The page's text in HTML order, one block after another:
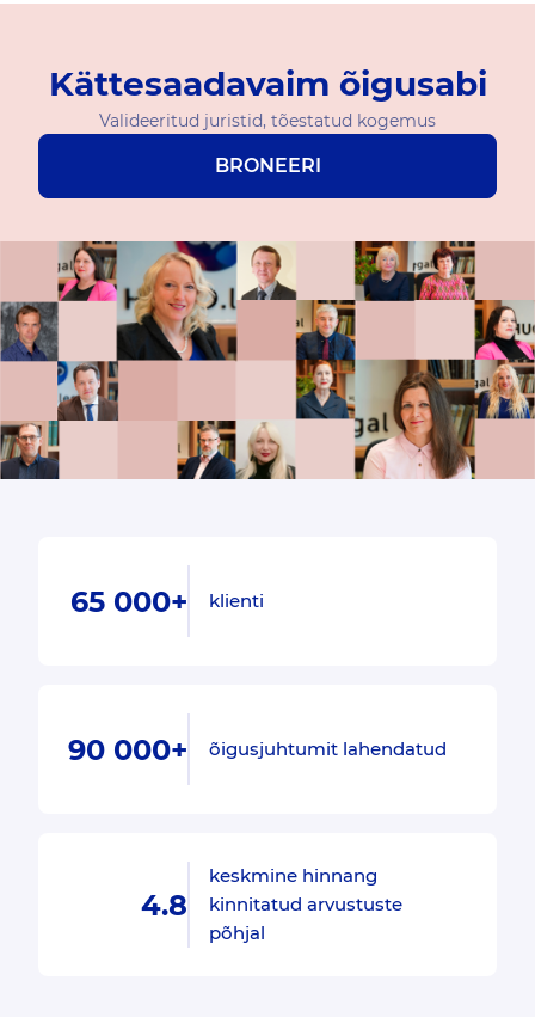
Kättesaadavaim õigusabi
Valideeritud juristid, tõestatud kogemus
BRONEERI
65 000+ klienti
90 000+ õigusjuhtumit lahendatud
4.8
keskmine hinnang
kinnitatud arvustuste
põhjal